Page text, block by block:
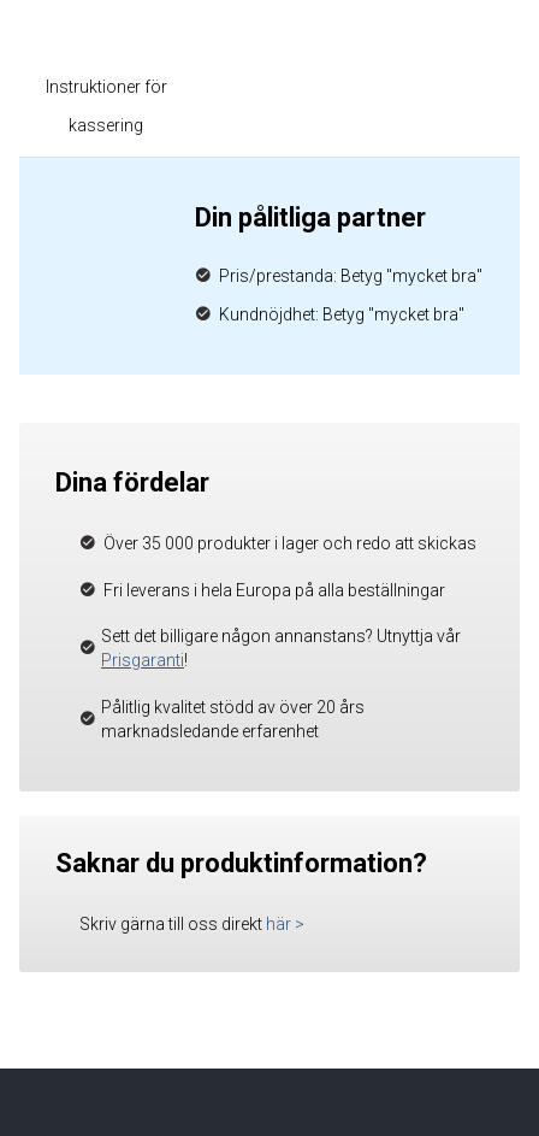
Instruktioner för
kassering
Din pålitliga partner
Pris/prestanda: Betyg "mycket bra"
Kundnöjdhet: Betyg "mycket bra"
Dina fördelar
Över 35 000 produkter i lager och redo att skickas
Fri leverans i hela Europa på alla beställningar
Sett det billigare någon annanstans? Utnyttja vår
Prisgaranti!
Pålitlig kvalitet stödd av över 20 års
marknadsledande erfarenhet
Saknar du produktinformation?
Skriv gärna till oss direkt här >